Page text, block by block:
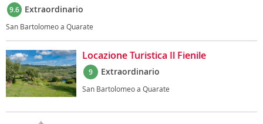
9.6 Extraordinario
San Bartolomeo a Quarate
Locazione Turistica Il Fienile
9 Extraordinario
San Bartolomeo a Quarate